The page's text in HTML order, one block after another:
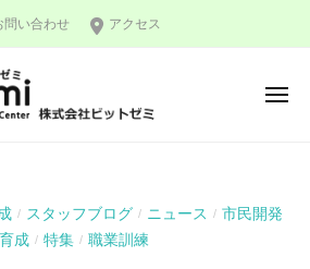
問い合わせ アクセス
メ
/ スタッフブログ / ニュース / 市民開発
成 / 特集 / 職業訓練